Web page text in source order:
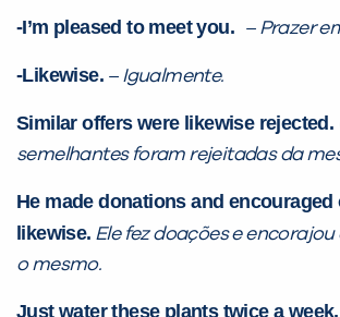
-I’m pleased to meet you. – Prazer
-Likewise. – Igualmente.
Similar offers were likewise rejected.
semelhantes foram rejeitadas da
He made donations and
likewise. Ele fez doações e
o mesmo.
Just water these plants twice a
Você é aluno inFlux?
Sim Não